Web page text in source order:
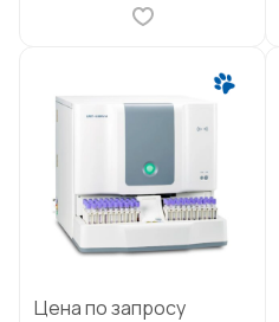
Цена по запросу